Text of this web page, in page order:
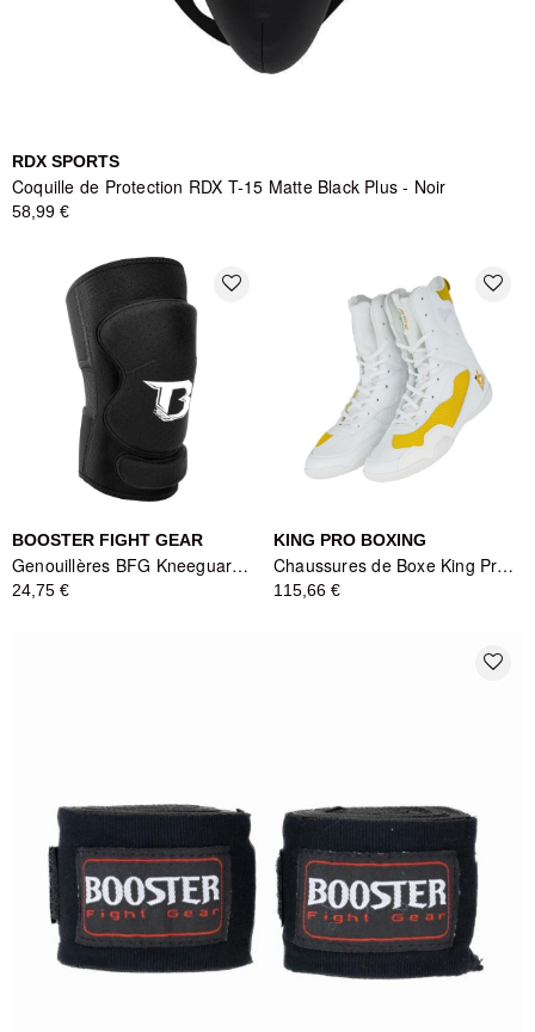
RDX SPORTS
Coquille de Protection RDX T-15 Matte Black Plus - Noir
58,99 €
favorite_border
BOOSTER FIGHT GEAR
Genouillères BFG Kneeguards Booster Fight Gear - Noir
24,75 €
favorite_border
KING PRO BOXING
Chaussures de Boxe King Pro Boxing Apex Pro - Blanc
115,66 €
favorite_border